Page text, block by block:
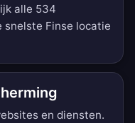
alle 534
snelste Finse locatie
en diensten.